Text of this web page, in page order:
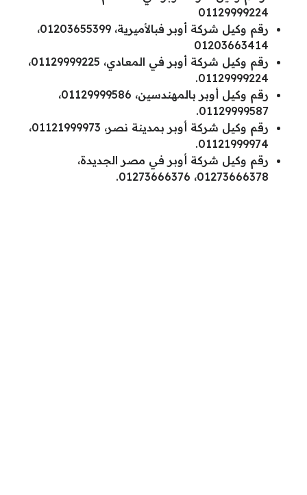
01129999224
رقم وكيل شركة أوبر فبالأميرية، 01203655399،
01203663414
رقم وكيل شركة أوبر في المعادي، 01129999225،
01129999224.
رقم وكيل أوبر بالمهندسين، 01129999586،
01129999587.
رقم وكيل شركة أوبر بمدينة نصر، 01121999973،
01121999974.
رقم وكيل شركة أوبر في مصر الجديدة،
01273666378، 01273666376.